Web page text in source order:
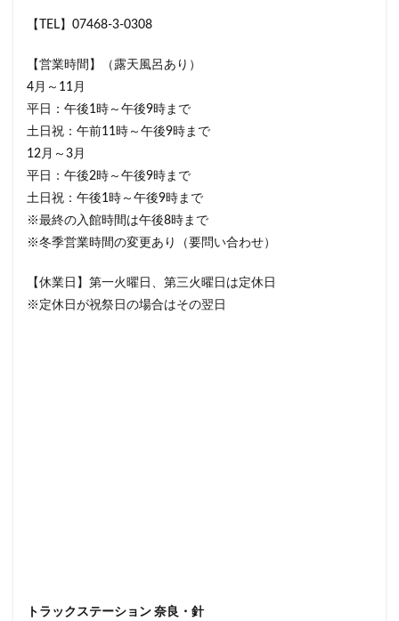
【TEL】07468-3-0308
【営業時間】（露天風呂あり）
4月～11月
平日：午後1時～午後9時まで
土日祝：午前11時～午後9時まで
12月～3月
平日：午後2時～午後9時まで
土日祝：午後1時～午後9時まで
※最終の入館時間は午後8時まで
※冬季営業時間の変更あり（要問い合わせ）
【休業日】第一火曜日、第三火曜日は定休日
※定休日が祝祭日の場合はその翌日
トラックステーション 奈良・針